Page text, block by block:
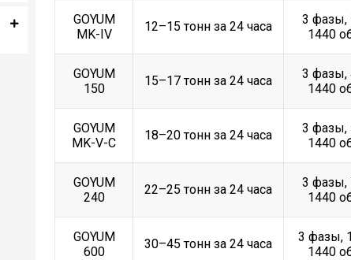
GOYUM
MK-IV
12–15 тонн за 24 часа
3 фазы,
1440
GOYUM
150
15–17 тонн за 24 часа
3 фазы,
1440
GOYUM
MK-V-C
18–20 тонн за 24 часа
3 фазы,
1440
GOYUM
240
22–25 тонн за 24 часа
3 фазы,
1440
GOYUM
600
30–45 тонн за 24 часа
3 фазы,
1440